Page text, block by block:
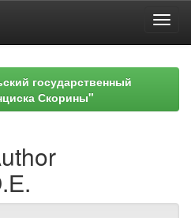
государственный
Скорины"